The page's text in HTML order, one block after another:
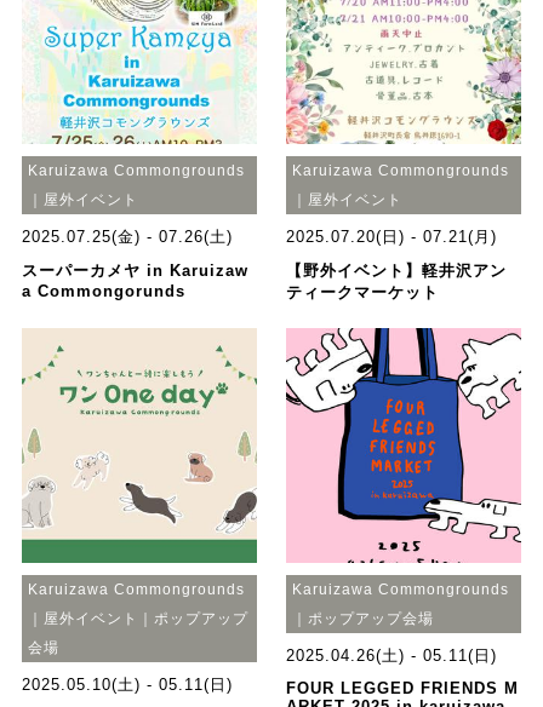
Karuizawa Commongrounds
｜屋外イベント
2025.07.25(金) - 07.26(土)
スーパーカメヤ in Karuizaw
a Commongorunds
Karuizawa Commongrounds
｜屋外イベント
2025.07.20(日) - 07.21(月)
【野外イベント】軽井沢アン
ティークマーケット
Karuizawa Commongrounds
｜屋外イベント｜ポップアップ
会場
2025.05.10(土) - 05.11(日)
Karuizawa Commongrounds
｜ポップアップ会場
2025.04.26(土) - 05.11(日)
FOUR LEGGED FRIENDS M